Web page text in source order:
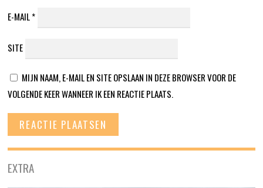
E-MAIL*
SITE
MIJN NAAM, E-MAIL EN SITE OPSLAAN IN DEZE BROWSER VOOR DE
VOLGENDE KEER WANNEER IK EEN REACTIE PLAATS.
EXTRA